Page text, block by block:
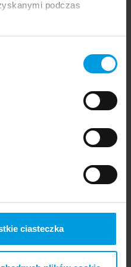
podczas
ciasteczka
of Form na